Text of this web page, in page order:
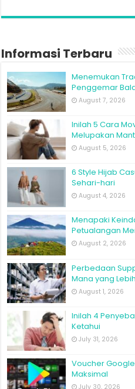
Informasi Terbaru
Menemukan
Penggemar
August 7, 2026
Inilah 5 Cara
Melupakan
August 5, 2026
6 Style Hijab
Sehari-hari
August 4, 2026
Menapaki
Petualangan
August 2, 2026
Perbedaan
Mana yang
August 1, 2026
Inilah 4
Ketahui
July 31, 2026
Voucher
Maksimal
July 30, 2026